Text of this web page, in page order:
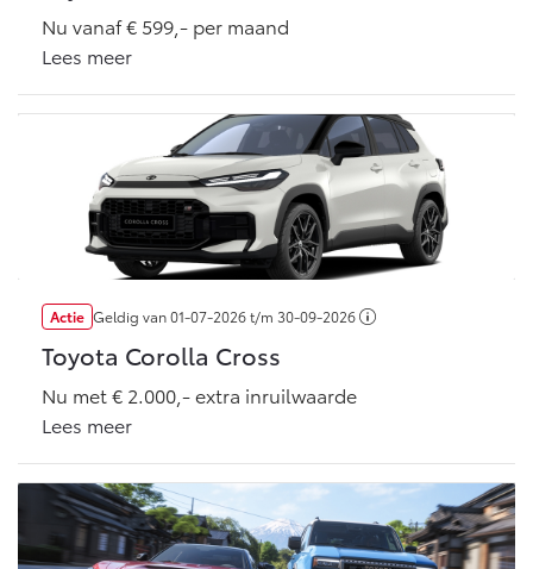
OOK ALS BATTERIJ-
Vanaf € 37.500,-
BATTERIJ-ELEKTRISCH
Vanaf € 55.950,-
Proace Max (excl. BTW)
ELEKTRISCH
Vanaf € 46.301,-
ELEKTRISCH
Vanaf € 56.570,-
Nu vanaf € 599,- per maand
Lees meer
Actie Geldig van01-07-2026t/m 30-09-2026
Toyota Corolla Cross
Nu met € 2.000,- extra inruilwaarde
Lees meer